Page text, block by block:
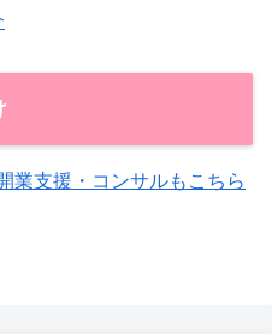
業支援・コンサルもこちら